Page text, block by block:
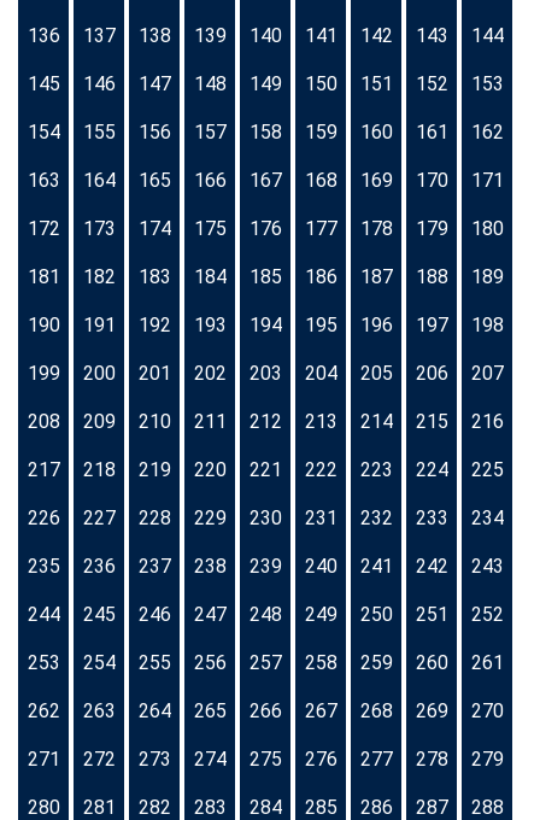
136 137 138 139 140 141 142 143 144
145 146 147 148 149 150 151 152 153
154 155 156 157 158 159 160 161 162
163 164 165 166 167 168 169 170 171
172 173 174 175 176 177 178 179 180
181 182 183 184 185 186 187 188 189
190 191 192 193 194 195 196 197 198
199 200 201 202 203 204 205 206 207
208 209 210 211 212 213 214 215 216
217 218 219 220 221 222 223 224 225
226 227 228 229 230 231 232 233 234
235 236 237 238 239 240 241 242 243
244 245 246 247 248 249 250 251 252
253 254 255 256 257 258 259 260 261
262 263 264 265 266 267 268 269 270
271 272 273 274 275 276 277 278 279
280 281 282 283 284 285 286 287 288